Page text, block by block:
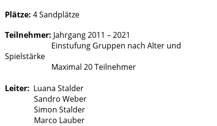
Plätze: 4 Sandplätze
Teilnehmer: Jahrgang 2011 – 2021
Einstufung Gruppen nach Alter und
Spielstärke
Maximal 20 Teilnehmer
Leiter: Luana Stalder
Sandro Weber
Simon Stalder
Marco Lauber